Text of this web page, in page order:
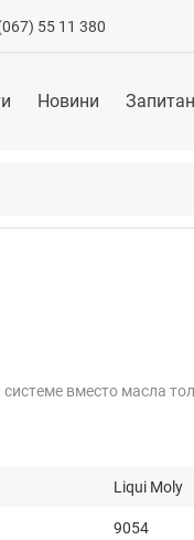
55 11 380
Новини
вместо масла
Liqui Moly
9054